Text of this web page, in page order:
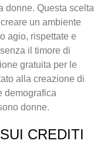
donne. Questa scelta
un ambiente
agio, rispettate e
il timore di
gratuita per le
alla creazione di
demografica
donne.
CREDITI